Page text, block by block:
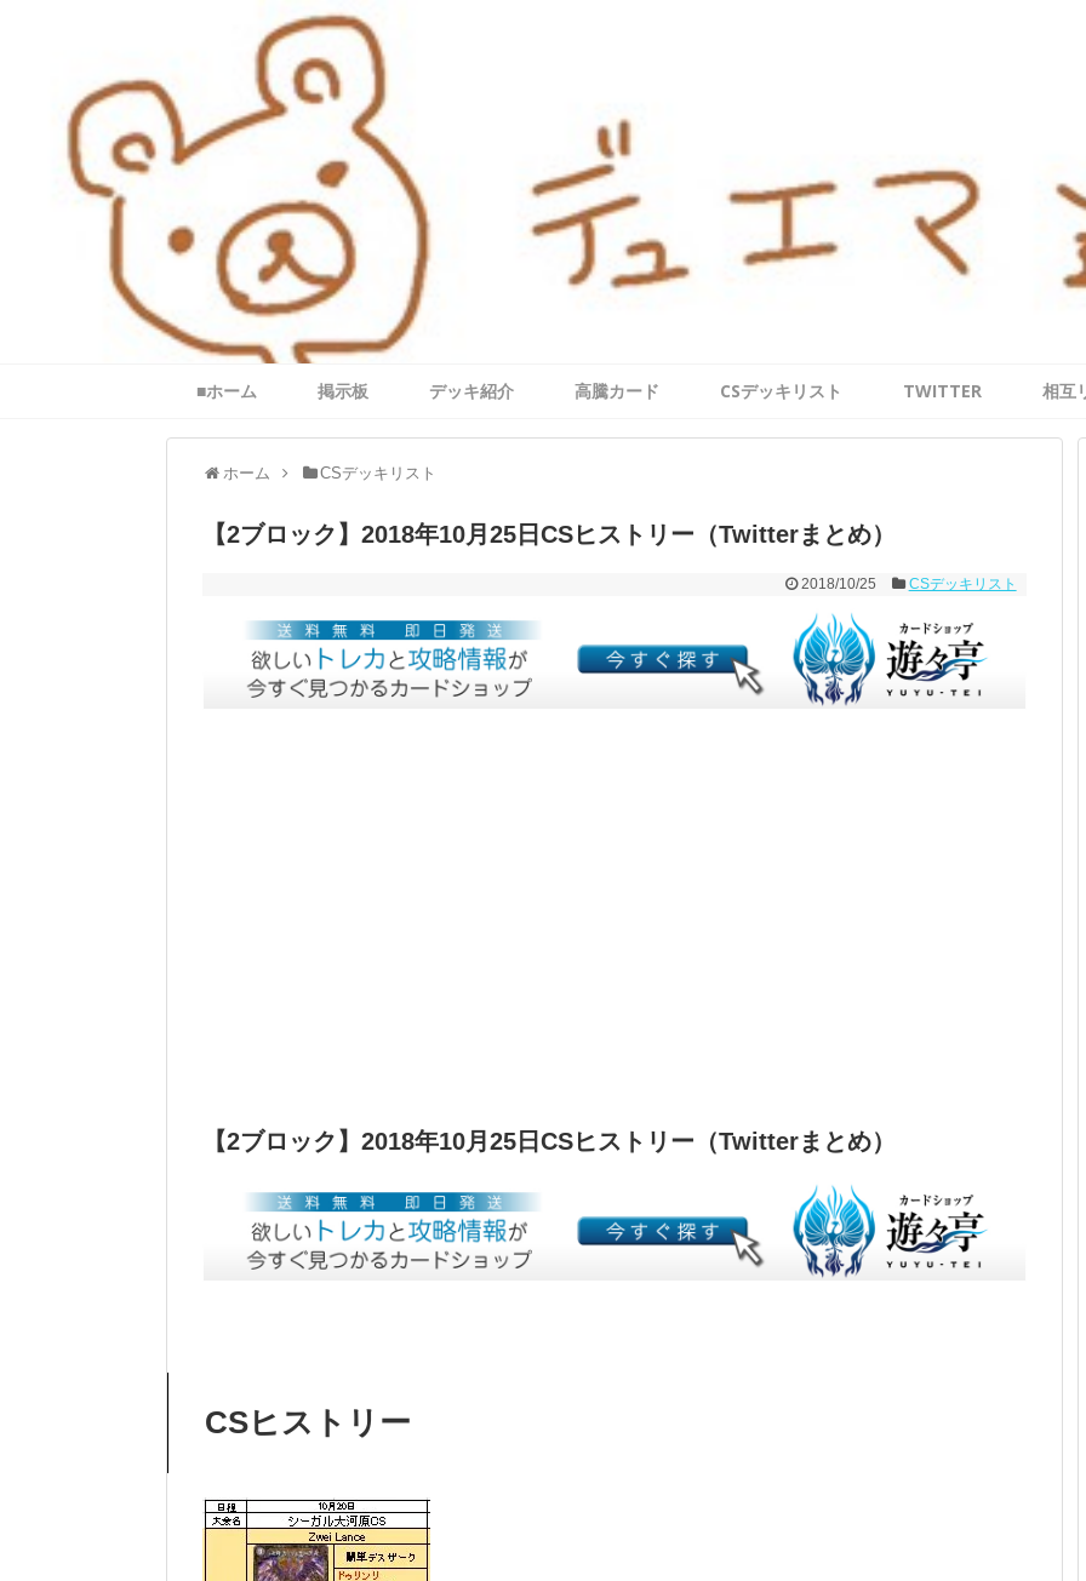
■ホーム 掲示板 デッキ紹介 高騰カード CSデッキリスト TWITTER 相互
ホーム CSデッキリスト
【2ブロック】2018年10月25日CSヒストリー（Twitterまとめ）
2018/10/25 CSデッキリスト
【2ブロック】2018年10月25日CSヒストリー（Twitterまとめ）
CSヒストリー